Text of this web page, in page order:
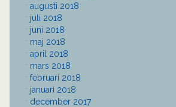
augusti 2018
juli 2018
juni 2018
maj 2018
april 2018
mars 2018
februari 2018
januari 2018
december 2017